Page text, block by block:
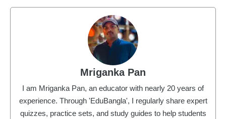
Mriganka Pan
I am Mriganka Pan, an educator with nearly 20 years of
experience. Through 'EduBangla', I regularly share expert
quizzes, practice sets, and study guides to help students